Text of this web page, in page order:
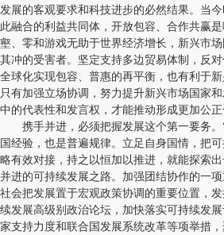
发展的客观要求和科技进步的必然结果。当
此融合的利益共同体，开放包容、合作共赢
壑、零和游戏无助于世界经济增长，新兴市
其冲的受害者。坚定支持多边贸易体制，反
全球化实现包容、普惠的再平衡，也有利于新
只有加强立场协调，努力提升新兴市场国家
中的代表性和发言权，才能推动形成更加公正
携手并进，必须把握发展这个第一要务。
国经验，也是普遍规律。立足自身国情，把
略有效对接，持之以恒加以推进，就能探索
并进的可持续发展之路。加强团结协作的一
社会把发展置于宏观政策协调的重要位置，
续发展高级别政治论坛，加快落实可持续发
家支持力度和联合国发展系统改革等项举措